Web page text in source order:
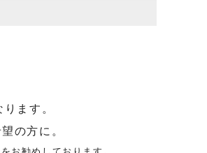
ます。
の方に。